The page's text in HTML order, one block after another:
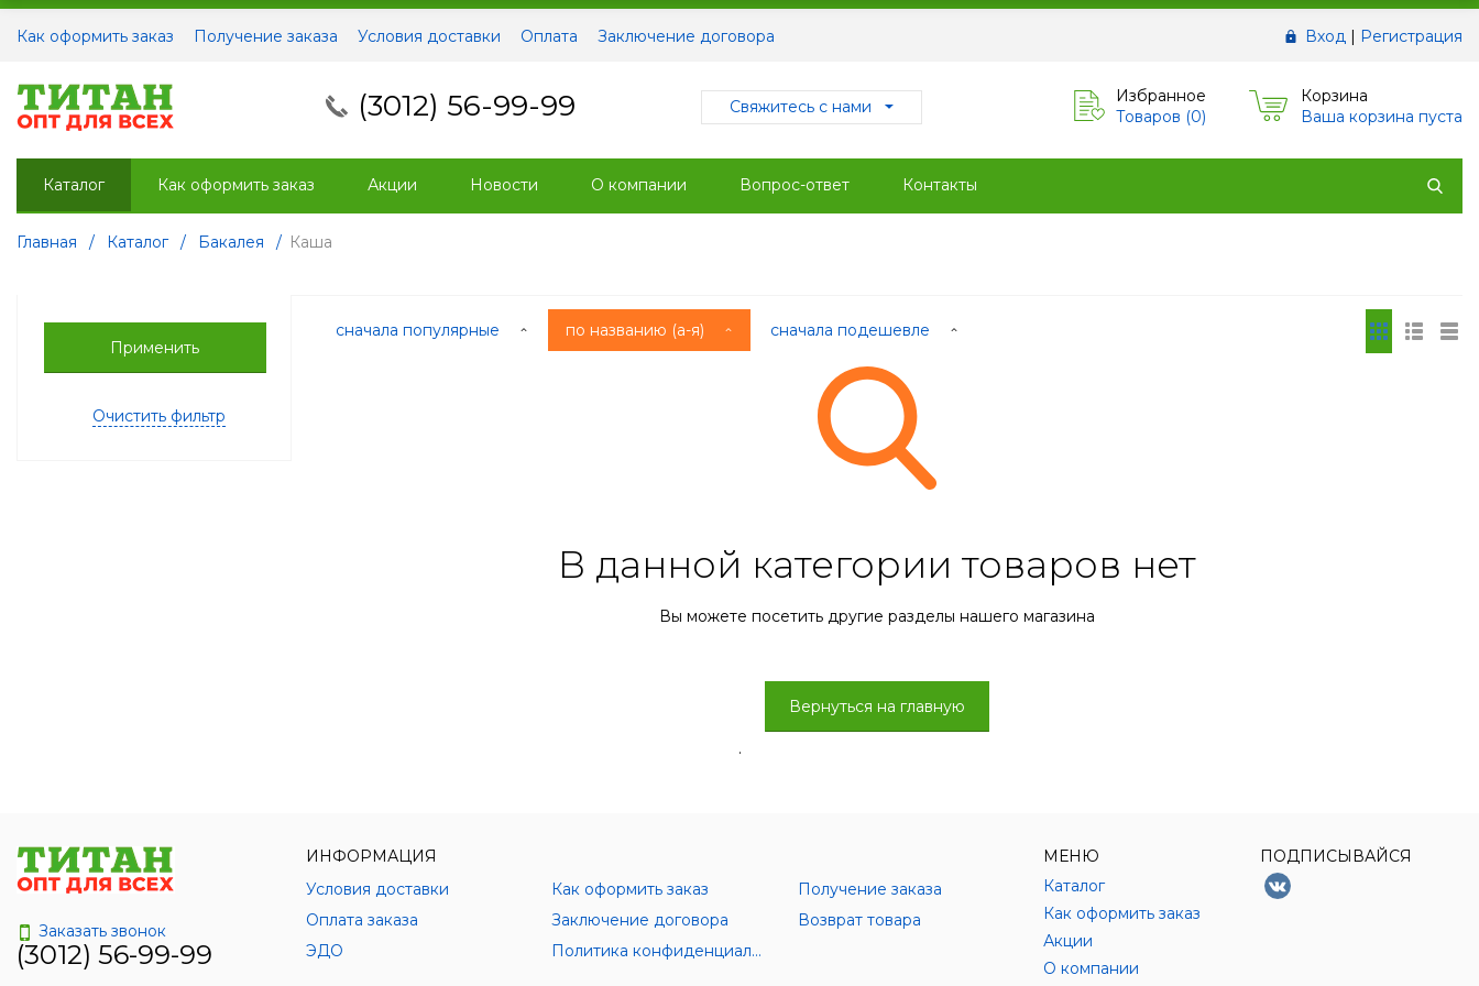
Вход | Регистрация
Как оформить заказ Получение заказа Условия доставки Оплата Заключение договора
(3012) 56-99-99 Свяжитесь с нами
Избранное
Товаров (0)
Корзина
Ваша корзина пуста
Каталог Как оформить заказ Акции Новости О компании Вопрос-ответ Контакты
Главная / Каталог / Бакалея / Каша
сначала популярные по названию (а-я)
сначала подешевле
Применить
Очистить фильтр
В данной категории товаров нет
Вы можете посетить другие разделы нашего магазина
Вернуться на главную
.
Заказать звонок
(3012) 56-99-99
ИНФОРМАЦИЯ
Условия доставки
Как оформить заказ
Получение заказа
Оплата заказа
Заключение договора
Возврат товара
ЭДО
Политика конфиденциальности
МЕНЮ
Каталог
Как оформить заказ
Акции
О компании
ПОДПИСЫВАЙСЯ